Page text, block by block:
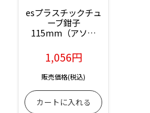
esプラスチックチュ
ーブ鉗子
115mm（アソー
コード：ES-16100-
03）
1,056円
販売価格(税込)